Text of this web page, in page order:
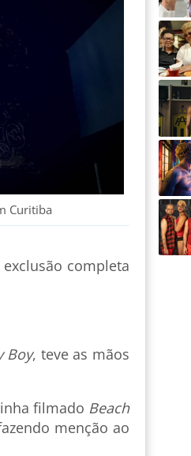
Curitiba
completa
Boy, teve as mãos
filmado Beach
menção ao